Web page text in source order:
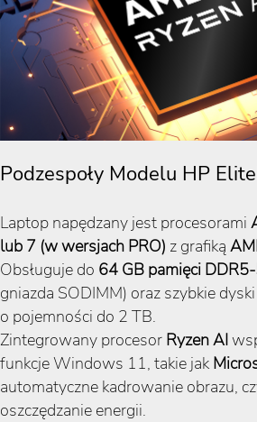
Podzespoły Modelu HP
Laptop napędzany jest procesorami
lub 7 (w wersjach PRO) z grafiką
Obsługuje do 64 GB pamięci
gniazda SODIMM) oraz szybkie dyski
o pojemności do 2 TB.
Zintegrowany procesor Ryzen AI
funkcje Windows 11, takie jak
automatyczne kadrowanie obrazu,
oszczędzanie energii.